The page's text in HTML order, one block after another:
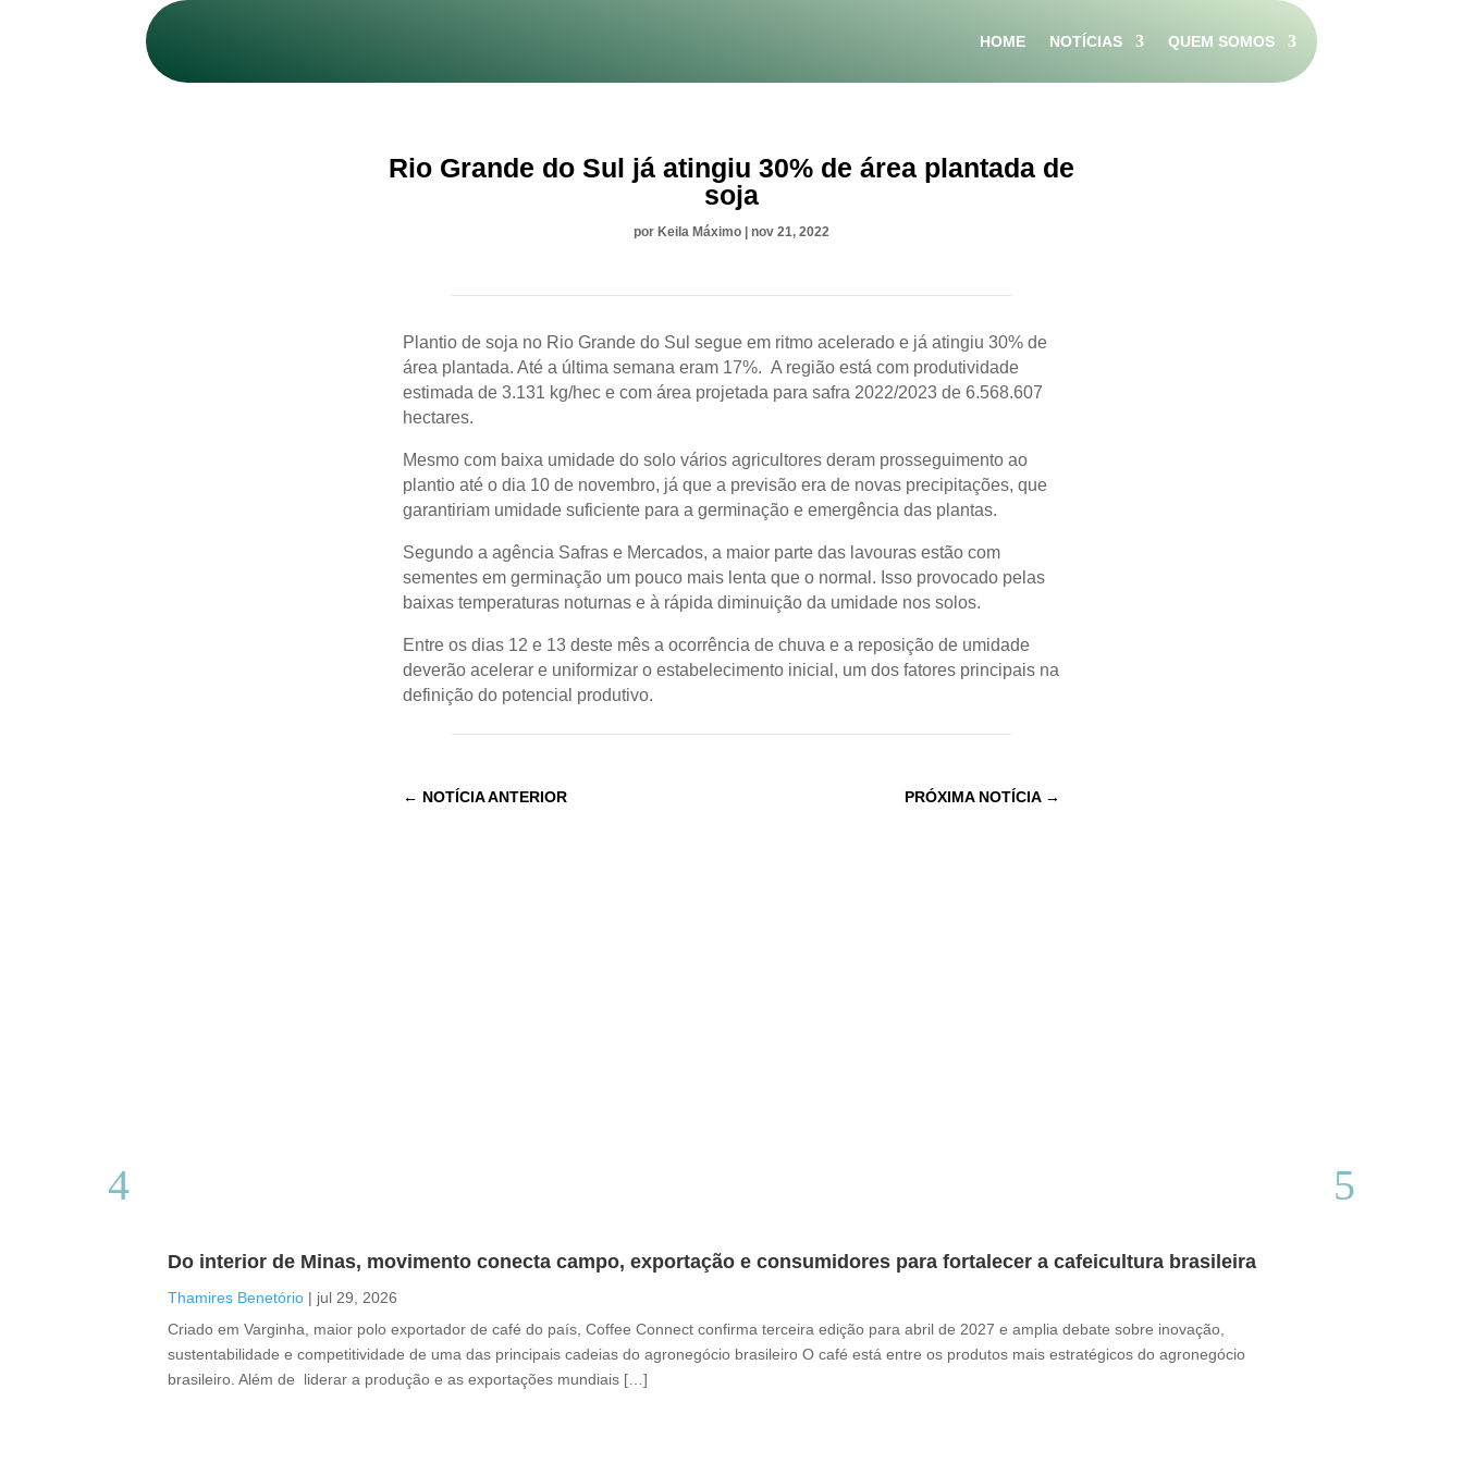
HOME NOTÍCIAS QUEM SOMOS
Rio Grande do Sul já atingiu 30% de área plantada de
soja
por Keila Máximo | nov 21, 2022
Plantio de soja no Rio Grande do Sul segue em ritmo acelerado e já atingiu 30% de
área plantada. Até a última semana eram 17%. A região está com produtividade
estimada de 3.131 kg/hec e com área projetada para safra 2022/2023 de 6.568.607
hectares.
Mesmo com baixa umidade do solo vários agricultores deram prosseguimento ao
plantio até o dia 10 de novembro, já que a previsão era de novas precipitações, que
garantiriam umidade suficiente para a germinação e emergência das plantas.
Segundo a agência Safras e Mercados, a maior parte das lavouras estão com
sementes em germinação um pouco mais lenta que o normal. Isso provocado pelas
baixas temperaturas noturnas e à rápida diminuição da umidade nos solos.
Entre os dias 12 e 13 deste mês a ocorrência de chuva e a reposição de umidade
deverão acelerar e uniformizar o estabelecimento inicial, um dos fatores principais na
definição do potencial produtivo.
← NOTÍCIA ANTERIOR PRÓXIMA NOTÍCIA→
Do interior de Minas, movimento conecta campo, exportação e consumidores para fortalecer a cafeicultura brasileira
Thamires Benetório | jul 29, 2026
Criado em Varginha, maior polo exportador de café do país, Coffee Connect confirma terceira edição para abril de 2027 e amplia debate sobre inovação,
sustentabilidade e competitividade de uma das principais cadeias do agronegócio brasileiro O café está entre os produtos mais estratégicos do agronegócio
brasileiro. Além de liderar a produção e as exportações mundiais […]